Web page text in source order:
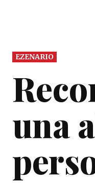
EZENARIO
una